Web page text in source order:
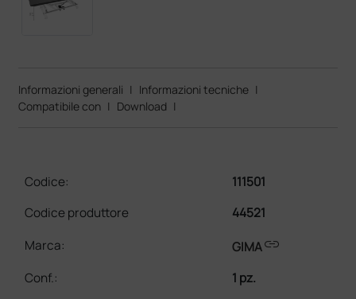
Informazioni generali | Informazioni tecniche |
Compatibile con | Download |
Codice:
111501
Codice produttore
44521
Marca:
GIMAlink
Conf.:
1 pz.